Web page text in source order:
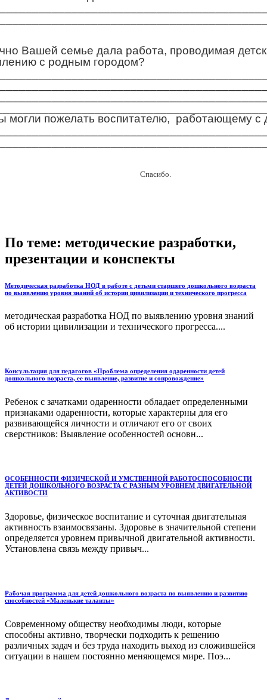
Вашей семье дала работа, проводимая
с родным городом?
могли пожелать воспитателю, работающему с
Спасибо.
По теме: методические разработки,
презентации и конспекты
Методическая разработка НОД в работе с детьми старшего дошкольного возраста
по выявлению уровня знаний об истории цивилизации и технического прогресса
методическая разработка НОД по выявлению уровня знаний
об истории цивилизации и технического прогресса....
Консультация для педагогов «Проблема определения одаренности детей
дошкольного возраста, ее выявление, развитие и сопровождение»
Ребенок с зачатками одаренности обладает определенными
признаками одаренности, которые характерны для его
развивающейся личности и отличают его от своих
сверстников: Выявление особенностей основн...
ОСОБЕННОСТИ ФИЗИЧЕСКОЙ И УМСТВЕННОЙ РАБОТОСПОСОБНОСТИ
ДЕТЕЙ ДОШКОЛЬНОГО ВОЗРАСТА С РАЗНЫМ УРОВНЕМ ДВИГАТЕЛЬНОЙ
АКТИВОСТИ
Здоровье, физическое воспитание и суточная двигательная
активность взаимосвязаны. Здоровье в значительной степени
определяется уровнем привычной двигательной активности.
Установлена связь между привыч...
Рабочая программа для детей дошкольного возраста по выявлению и развитию
способностей «Маленькие таланты»
Современному обществу необходимы люди, которые
способны активно, творчески подходить к решению
различных задач и без труда находить выход из сложившейся
ситуации в нашем постоянно меняющемся мире. Поэ...